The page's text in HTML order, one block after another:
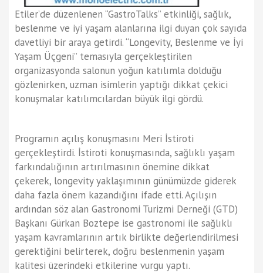
Etiler’de düzenlenen “GastroTalks” etkinliği, sağlık,
beslenme ve iyi yaşam alanlarına ilgi duyan çok sayıda
davetliyi bir araya getirdi. “Longevity, Beslenme ve İyi
Yaşam Üçgeni” temasıyla gerçekleştirilen
organizasyonda salonun yoğun katılımla dolduğu
gözlenirken, uzman isimlerin yaptığı dikkat çekici
konuşmalar katılımcılardan büyük ilgi gördü.
Programın açılış konuşmasını Meri İstiroti
gerçekleştirdi. İstiroti konuşmasında, sağlıklı yaşam
farkındalığının artırılmasının önemine dikkat
çekerek, longevity yaklaşımının günümüzde giderek
daha fazla önem kazandığını ifade etti. Açılışın
ardından söz alan Gastronomi Turizmi Derneği (GTD)
Başkanı Gürkan Boztepe ise gastronomi ile sağlıklı
yaşam kavramlarının artık birlikte değerlendirilmesi
gerektiğini belirterek, doğru beslenmenin yaşam
kalitesi üzerindeki etkilerine vurgu yaptı.